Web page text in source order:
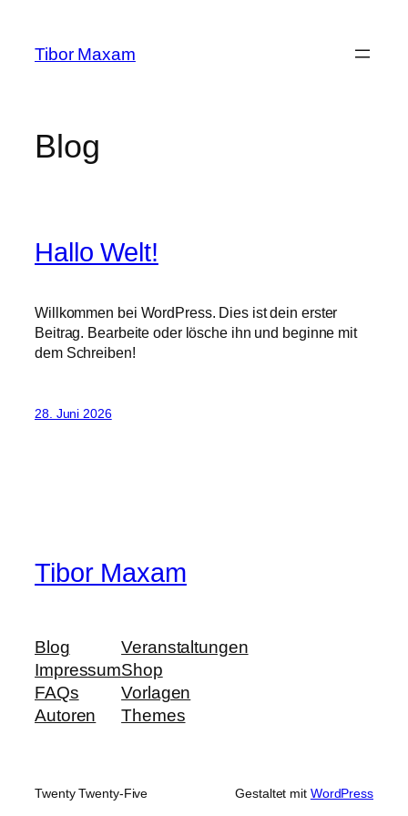
springen
Tibor Maxam
Blog
Hallo Welt!
Willkommen bei WordPress. Dies ist dein erster
Beitrag. Bearbeite oder lösche ihn und beginne mit
dem Schreiben!
28. Juni 2026
Tibor Maxam
Blog
Impressum
FAQs
Autoren
Veranstaltungen
Shop
Vorlagen
Themes
Twenty Twenty-Five Gestaltet mit WordPress